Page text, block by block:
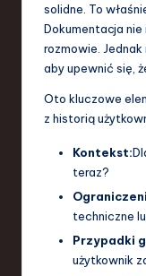
solidne. To
Dokumentacja
rozmowie.
aby upewnić się,
Oto kluczowe
z historią
Kontekst:
teraz?
techniczne
Przypadki
użytkownik